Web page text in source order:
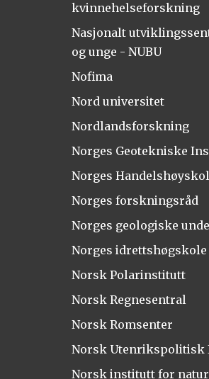
kvinnehelseforskning
Nasjonalt
og unge - NUBU
Nofima
Nord universitet
Nordlandsforskning
Norges Geotekniske
Norges
Norges forskningsråd
Norges geologiske
Norges idrettshøgskole
Norsk Polarinstitutt
Norsk Regnesentral
Norsk Romsenter
Norsk Utenrikspolitisk
Norsk institutt for